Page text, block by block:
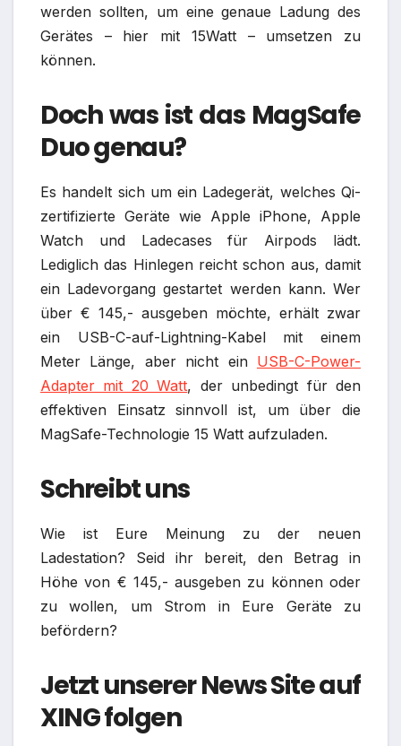
werden sollten, um eine genaue Ladung des
Gerätes – hier mit 15Watt – umsetzen zu
können.
Doch was ist das MagSafe
Duo genau?
Es handelt sich um ein Ladegerät, welches Qi-
zertifizierte Geräte wie Apple iPhone, Apple
Watch und Ladecases für Airpods lädt.
Lediglich das Hinlegen reicht schon aus, damit
ein Ladevorgang gestartet werden kann. Wer
über € 145,- ausgeben möchte, erhält zwar
ein USB-C-auf-Lightning-Kabel mit einem
Meter Länge, aber nicht ein USB-C-Power-
Adapter mit 20 Watt, der unbedingt für den
effektiven Einsatz sinnvoll ist, um über die
MagSafe-Technologie 15 Watt aufzuladen.
Schreibt uns
Wie ist Eure Meinung zu der neuen
Ladestation? Seid ihr bereit, den Betrag in
Höhe von € 145,- ausgeben zu können oder
zu wollen, um Strom in Eure Geräte zu
befördern?
Jetzt unserer News Site auf
XING folgen